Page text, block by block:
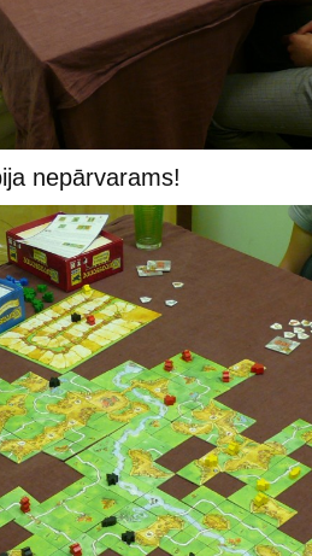
nepārvarams!